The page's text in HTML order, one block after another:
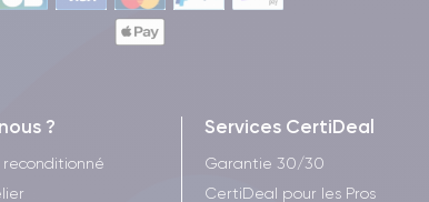
? Services CertiDeal
Garantie 30/30
CertiDeal pour les Pros